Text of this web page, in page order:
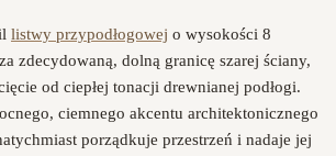
listwy przypodłogowej o wysokości 8
zdecydowaną, dolną granicę szarej ściany,
od ciepłej tonacji drewnianej podłogi.
ciemnego akcentu architektonicznego
porządkuje przestrzeń i nadaje jej